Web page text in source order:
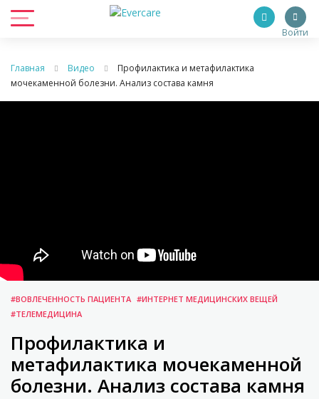
Войти
Главная Видео
Профилактика и метафилактика
мочекаменной болезни. Анализ состава камня
#ВОВЛЕЧЕННОСТЬ ПАЦИЕНТА #ИНТЕРНЕТ МЕДИЦИНСКИХ ВЕЩЕЙ
#ТЕЛЕМЕДИЦИНА
Профилактика и
метафилактика мочекаменной
болезни. Анализ состава камня